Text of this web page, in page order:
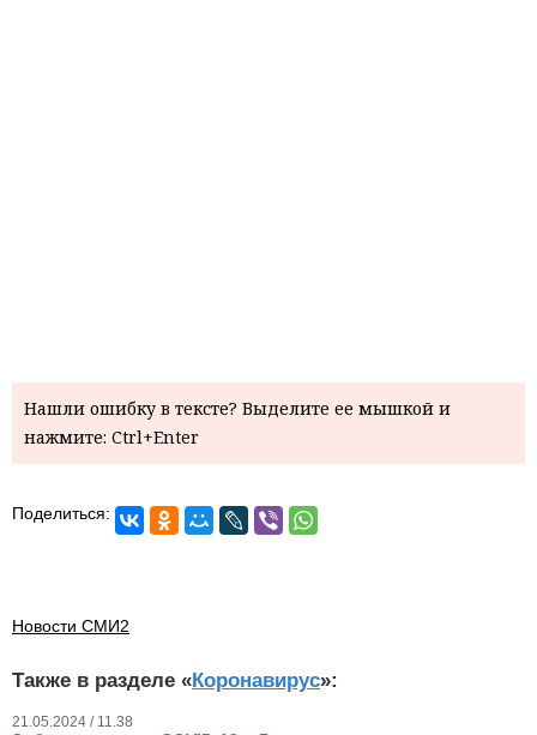
Нашли ошибку в тексте? Выделите ее мышкой и
нажмите: Ctrl+Enter
Поделиться:
Новости СМИ2
Также в разделе «Коронавирус»:
21.05.2024 / 11.38